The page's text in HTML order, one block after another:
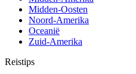
Midden-Oosten
Noord-Amerika
Oceanië
Zuid-Amerika
Reistips